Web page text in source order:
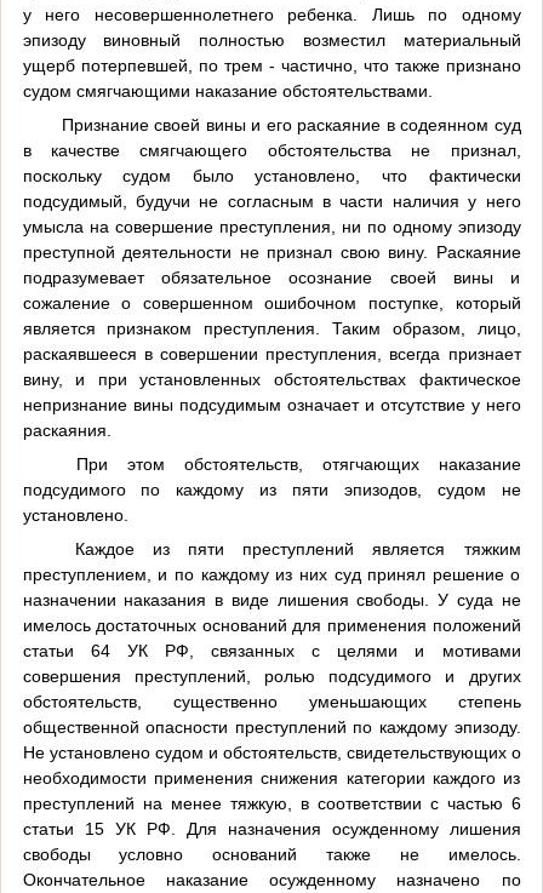
у него несовершеннолетнего ребенка. Лишь по одному
эпизоду виновный полностью возместил материальный
ущерб потерпевшей, по трем - частично, что также признано
судом смягчающими наказание обстоятельствами.
Признание своей вины и его раскаяние в содеянном суд
в качестве смягчающего обстоятельства не признал,
поскольку судом было установлено, что фактически
подсудимый, будучи не согласным в части наличия у него
умысла на совершение преступления, ни по одному эпизоду
преступной деятельности не признал свою вину. Раскаяние
подразумевает обязательное осознание своей вины и
сожаление о совершенном ошибочном поступке, который
является признаком преступления. Таким образом, лицо,
раскаявшееся в совершении преступления, всегда признает
вину, и при установленных обстоятельствах фактическое
непризнание вины подсудимым означает и отсутствие у него
раскаяния.
При этом обстоятельств, отягчающих наказание
подсудимого по каждому из пяти эпизодов, судом не
установлено.
Каждое из пяти преступлений является тяжким
преступлением, и по каждому из них суд принял решение о
назначении наказания в виде лишения свободы. У суда не
имелось достаточных оснований для применения положений
статьи 64 УК РФ, связанных с целями и мотивами
совершения преступлений, ролью подсудимого и других
обстоятельств, существенно уменьшающих степень
общественной опасности преступлений по каждому эпизоду.
Не установлено судом и обстоятельств, свидетельствующих о
необходимости применения снижения категории каждого из
преступлений на менее тяжкую, в соответствии с частью 6
статьи 15 УК РФ. Для назначения осужденному лишения
свободы условно оснований также не имелось.
Окончательное наказание осужденному назначено по